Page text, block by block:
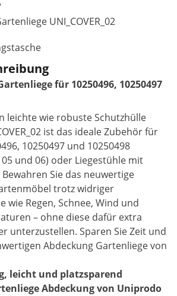
UNI_COVER_02
für 10250496, 10250497
leichte wie robuste Schutzhülle
ist das ideale Zubehör für
10250497 und 10250498
05 und 06) oder Liegestühle mit
Sie das neuwertige
trotz widriger
wie Regen, Schnee, Wind und
– ohne diese dafür extra
unterzustellen. Sparen Sie Zeit und
Abdeckung Gartenliege von
leicht und platzsparend
Abdeckung von Uniprodo